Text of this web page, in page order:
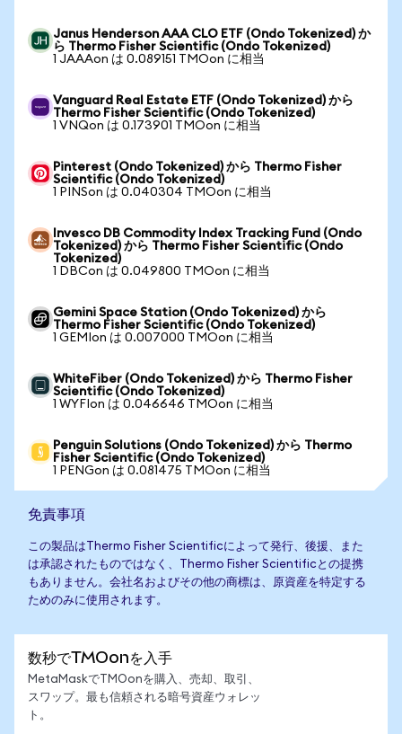
Janus Henderson AAA CLO ETF (Ondo Tokenized) か
ら Thermo Fisher Scientific (Ondo Tokenized)
1 JAAAon は 0.089151 TMOon に相当
Vanguard Real Estate ETF (Ondo Tokenized) から
Thermo Fisher Scientific (Ondo Tokenized)
1 VNQon は 0.173901 TMOon に相当
Pinterest (Ondo Tokenized) から Thermo Fisher
Scientific (Ondo Tokenized)
1 PINSon は 0.040304 TMOon に相当
Invesco DB Commodity Index Tracking Fund (Ondo
Tokenized) から Thermo Fisher Scientific (Ondo
Tokenized)
1 DBCon は 0.049800 TMOon に相当
Gemini Space Station (Ondo Tokenized) から
Thermo Fisher Scientific (Ondo Tokenized)
1 GEMIon は 0.007000 TMOon に相当
WhiteFiber (Ondo Tokenized) から Thermo Fisher
Scientific (Ondo Tokenized)
1 WYFIon は 0.046646 TMOon に相当
Penguin Solutions (Ondo Tokenized) から Thermo
Fisher Scientific (Ondo Tokenized)
1 PENGon は 0.081475 TMOon に相当
免責事項
この製品はThermo Fisher Scientificによって発行、後援、また
は承認されたものではなく、Thermo Fisher Scientificとの提携
もありません。会社名およびその他の商標は、原資産を特定する
ためのみに使用されます。
数秒でTMOonを入手
MetaMaskでTMOonを購入、売却、取引、
スワップ。最も信頼される暗号資産ウォレッ
ト。